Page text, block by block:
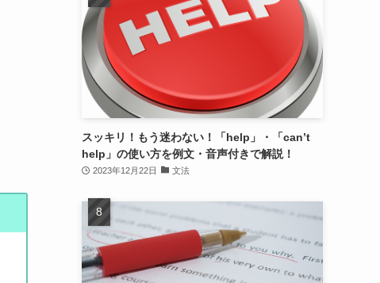
スッキリ！もう迷わない！「help」・「can’t
help」の使い方を例文・音声付きで解説！
2023年12月22日 文法